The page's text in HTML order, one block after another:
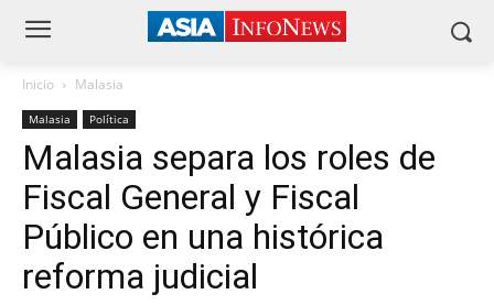
Inicio Malasia
Malasia Política
Malasia separa los roles de
Fiscal General y Fiscal
Público en una histórica
reforma judicial